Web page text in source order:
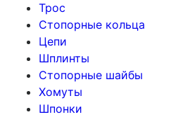
Трос
Стопорные кольца
Цепи
Шплинты
Стопорные шайбы
Хомуты
Шпонки